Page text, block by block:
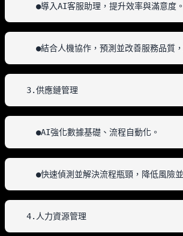
    ●導入AI客服助理，提升效率與滿意度。
●結合人機協作，預測並改善服務品質
  3.供應鏈管理
    ●AI強化數據基礎、流程自動化。
●快速偵測並解決流程瓶頸，降低風險
  4.人力資源管理